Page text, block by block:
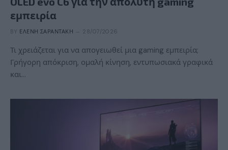
εμπειρία
BY ΕΛΈΝΗ ΣΑΡΑΝΤΆΚΗ 28/07/2026
Τι χρειάζεται για να απογειωθεί μια gaming εμπειρία;
Γρήγορη απόκριση, ομαλή κίνηση, εντυπωσιακά γραφικά
και…